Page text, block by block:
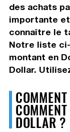
des achats
importante
connaître le
Notre liste
montant en
Dollar.
DOLLAR ?